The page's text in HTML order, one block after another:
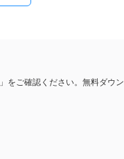
」をご確認ください。無料ダウン